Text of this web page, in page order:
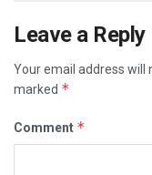
Leave a Reply
Your email address will
marked *
Comment *